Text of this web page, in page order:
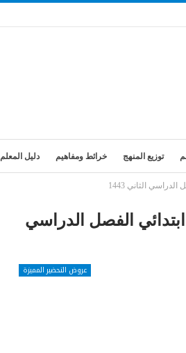
توزيع المنهج خرائط ومفاهيم دليل المعلم
الثاني 1443
الفصل الدراسي
عروض التحضير المميزة